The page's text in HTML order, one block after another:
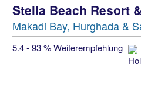
Stella Beach Resort
Makadi Bay, Hurghada &
5.4 - 93 % Weiterempfehlung